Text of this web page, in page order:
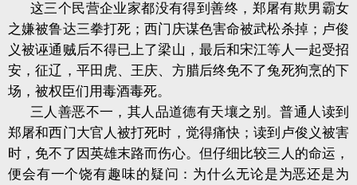
这三个民营企业家都没有得到善终，郑屠有欺男霸女
之嫌被鲁达三拳打死；西门庆谋色害命被武松杀掉；卢俊
义被诬通贼后不得已上了梁山，最后和宋江等人一起受招
安，征辽，平田虎、王庆、方腊后终免不了兔死狗烹的下
场，被权臣们用毒酒毒死。
三人善恶不一，其人品道德有天壤之别。普通人读到
郑屠和西门大官人被打死时，觉得痛快；读到卢俊义被害
时，免不了因英雄末路而伤心。但仔细比较三人的命运，
便会有一个饶有趣味的疑问：为什么无论是为恶还是为